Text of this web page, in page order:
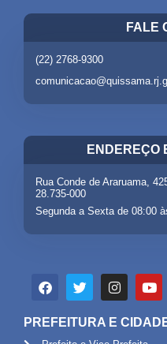
FALE
(22) 2768-9300
ENDEREÇO
Rua Conde de Araruama,
28.735-000
Segunda a Sexta de 08:00
PREFEITURA E